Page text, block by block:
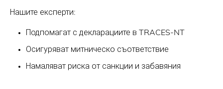
Нашите експерти:
Подпомагат с декларациите в TRACES-NT
Осигуряват митническо съответствие
Намаляват риска от санкции и забавяния